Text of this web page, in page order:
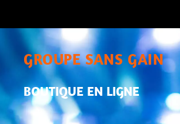
GROUPE SANS GAIN
BOUTIQUE EN LIGNE